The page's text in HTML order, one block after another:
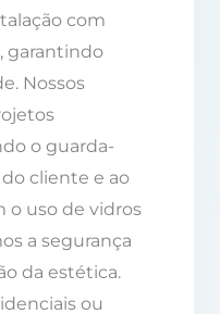
com
garantindo
Nossos
o guarda-
cliente e ao
o uso de vidros
a segurança
da estética.
ou